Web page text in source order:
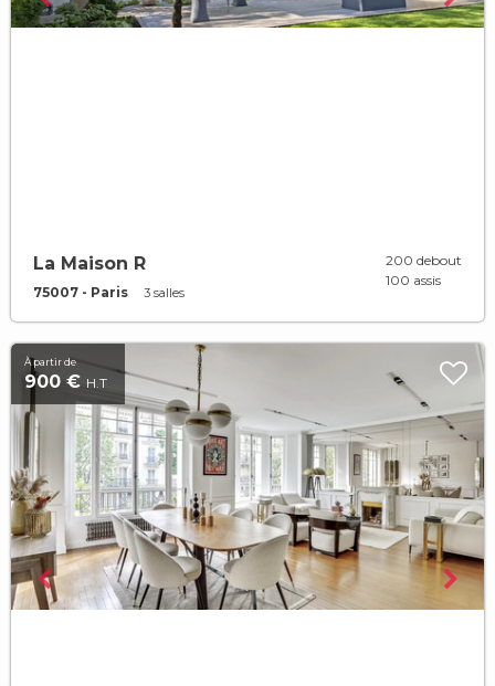
La Maison R
75007 - Paris 3 salles
200 debout
100 assis
À partir de
900 € H.T